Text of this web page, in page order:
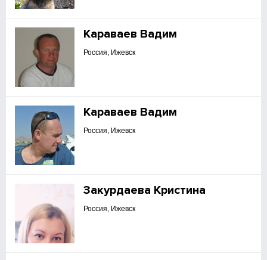
Караваев Вадим
Россия, Ижевск
Караваев Вадим
Россия, Ижевск
Закурдаева Кристина
Россия, Ижевск